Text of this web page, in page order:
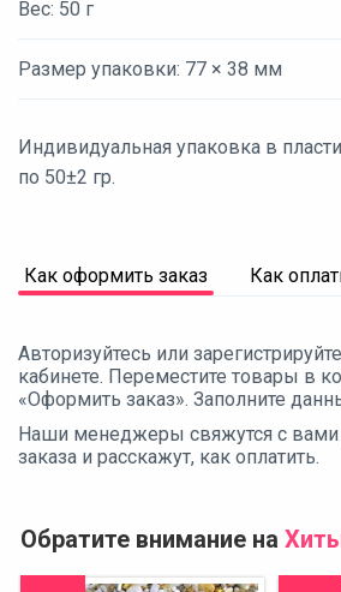
Вес: 50 г
Размер упаковки: 77 × 38 мм
Индивидуальная упаковка в
по 50±2 гр.
Как оформить заказ Как
Авторизуйтесь или
кабинете. Переместите товары в
«Оформить заказ». Заполните
Наши менеджеры свяжутся с
заказа и расскажут, как оплатить.
Обратите внимание на